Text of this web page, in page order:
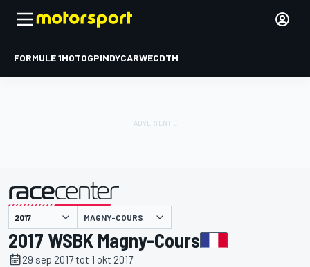
FORMULE 1MOTOGPINDYCARWECDTM
gepresenteerd door MAGNY-COURS
2017 WSBK Magny-Cours
29 sep 2017 tot 1 okt 2017